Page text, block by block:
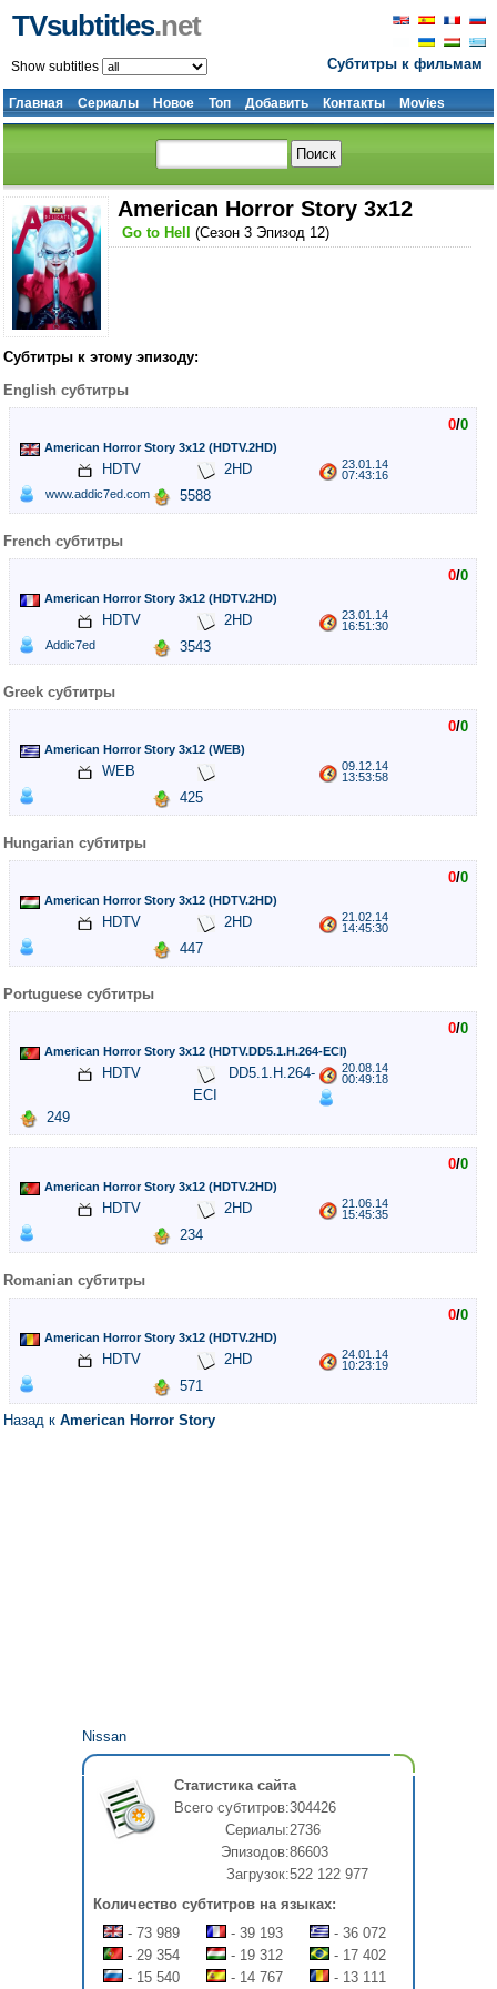
Субтитры к фильмам
TVsubtitles.net
Главная Сериалы Новое Топ Добавить Контакты Movies
Show subtitles
American Horror Story 3x12
Go to Hell (Сезон 3 Эпизод 12)
Субтитры к этому эпизоду:
English субтитры
0/0
American Horror Story 3x12 (HDTV.2HD)
HDTV 2HD
23.01.14
07:43:16
www.addic7ed.com
5588
French субтитры
0/0
American Horror Story 3x12 (HDTV.2HD)
HDTV 2HD
23.01.14
16:51:30
Addic7ed
3543
Greek субтитры
0/0
American Horror Story 3x12 (WEB)
WEB
09.12.14
13:53:58
425
Hungarian субтитры
0/0
American Horror Story 3x12 (HDTV.2HD)
HDTV 2HD
21.02.14
14:45:30
447
Portuguese субтитры
0/0
American Horror Story 3x12 (HDTV.DD5.1.H.264-ECI)
HDTV
DD5.1.H.264-
ECI
20.08.14
00:49:18
249
0/0
American Horror Story 3x12 (HDTV.2HD)
HDTV 2HD
21.06.14
15:45:35
234
Romanian субтитры
0/0
American Horror Story 3x12 (HDTV.2HD)
HDTV 2HD
24.01.14
10:23:19
571
Назад к American Horror Story
Nissan
Статистика сайта
Всего субтитров:304426
Сериалы:2736
Эпизодов:86603
Загрузок:522 122 977
Количество субтитров на языках:
- 73 989
- 39 193
- 36 072
- 29 354
- 19 312
- 17 402
- 15 540
- 14 767 - 13 111